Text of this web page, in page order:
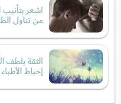
اشعر بتأنيب
من تناول
الثقة بلطف
إحباط الأطباء